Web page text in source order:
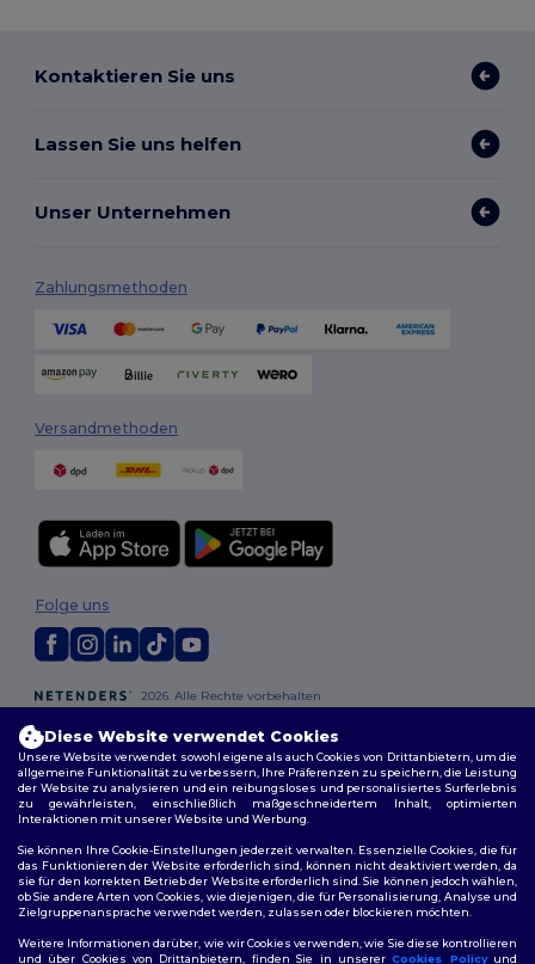
Kontaktieren Sie uns
Lassen Sie uns helfen
Unser Unternehmen
Zahlungsmethoden
Versandmethoden
2026. Alle Rechte vorbehalten
Datenschutzbestimmungen|Cookie-Richtlinie|
Folge uns
Berlin| Hamburg|München | Köln| Frankfurt | Essen | Dortmund|
Stuttgart| Düsseldorf| Bremen
Diese Website verwendet Cookies
Unsere Website verwendet sowohl eigene als auch Cookies von Drittanbietern, um die
allgemeine Funktionalität zu verbessern, Ihre Präferenzen zu speichern, die Leistung
der Website zu analysieren und ein reibungsloses und personalisiertes Surferlebnis
zu gewährleisten, einschließlich maßgeschneidertem Inhalt, optimierten
Interaktionen mit unserer Website und Werbung.
Sie können Ihre Cookie-Einstellungen jederzeit verwalten. Essenzielle Cookies, die für
das Funktionieren der Website erforderlich sind, können nicht deaktiviert werden, da
sie für den korrekten Betrieb der Website erforderlich sind. Sie können jedoch wählen,
ob Sie andere Arten von Cookies, wie diejenigen, die für Personalisierung, Analyse und
Zielgruppenansprache verwendet werden, zulassen oder blockieren möchten.
Weitere Informationen darüber, wie wir Cookies verwenden, wie Sie diese kontrollieren
und über Cookies von Drittanbietern, finden Sie in unsererCookies Policyund